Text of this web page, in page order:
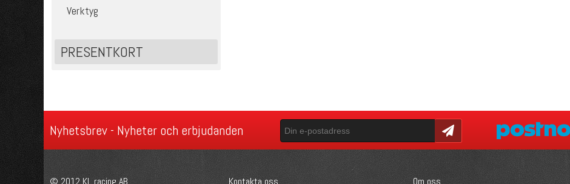
Verktyg
PRESENTKORT
Nyhetsbrev - Nyheter och erbjudanden Skicka
© 2012 KL racing AB. Kontakta oss Om oss